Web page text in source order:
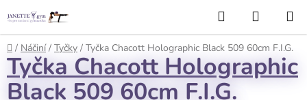
na
obsah
Hledat
KOŠÍK
Domů
/ Náčiní / Tyčky / Tyčka Chacott Holographic Black 509 60cm F.I.G.
Tyčka Chacott Holographic
Black 509 60cm F.I.G.